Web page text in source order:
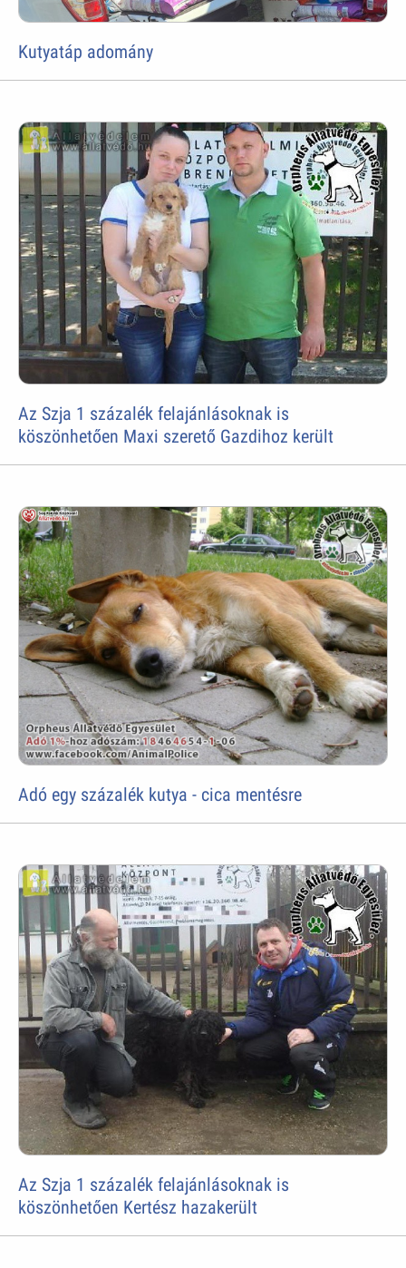
Kutyatáp adomány
Az Szja 1 százalék felajánlásoknak is
köszönhetően Maxi szerető Gazdihoz került
Adó egy százalék kutya - cica mentésre
Az Szja 1 százalék felajánlásoknak is
köszönhetően Kertész hazakerült